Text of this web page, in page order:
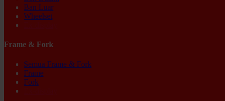
Ban Luar
Wheelset
Frame & Fork
Semua Frame & Fork
Frame
Fork